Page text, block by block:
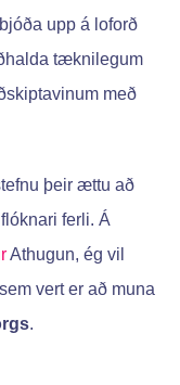
upp á loforð
tæknilegum
með
þeir ættu að
ferli. Á
Athugun, ég vil
vert er að muna
.